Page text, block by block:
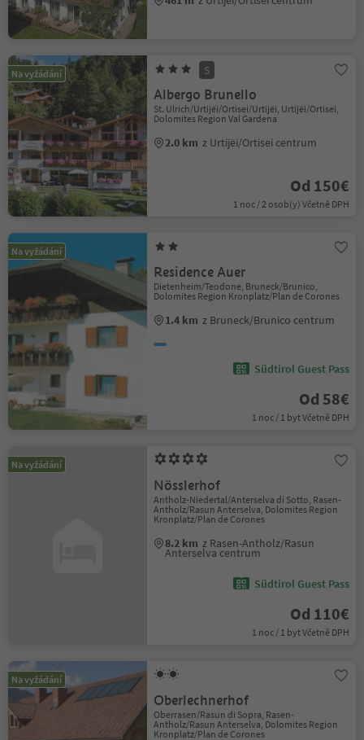
Na vyžádání S
Albergo Brunello
St. Ulrich/Urtijëi/Ortisei/Urtijëi, Urtijëi/Ortisei,
Dolomites Region Val Gardena
2.0 km z Urtijëi/Ortisei centrum
Od 150€
1 noc / 2 osob(y) Včetně DPH
Na vyžádání
Residence Auer
Dietenheim/Teodone, Bruneck/Brunico,
Dolomites Region Kronplatz/Plan de Corones
1.4 km z Bruneck/Brunico centrum
Südtirol Guest Pass
Od 58€
1 noc / 1 byt Včetně DPH
Na vyžádání
Nösslerhof
Antholz-Niedertal/Anterselva di Sotto, Rasen-
Antholz/Rasun Anterselva, Dolomites Region
Kronplatz/Plan de Corones
8.2 km z Rasen-Antholz/Rasun
Anterselva centrum
Südtirol Guest Pass
Od 110€
1 noc / 1 byt Včetně DPH
Na vyžádání
Oberlechnerhof
Oberrasen/Rasun di Sopra, Rasen-
Antholz/Rasun Anterselva, Dolomites Region
Kronplatz/Plan de Corones